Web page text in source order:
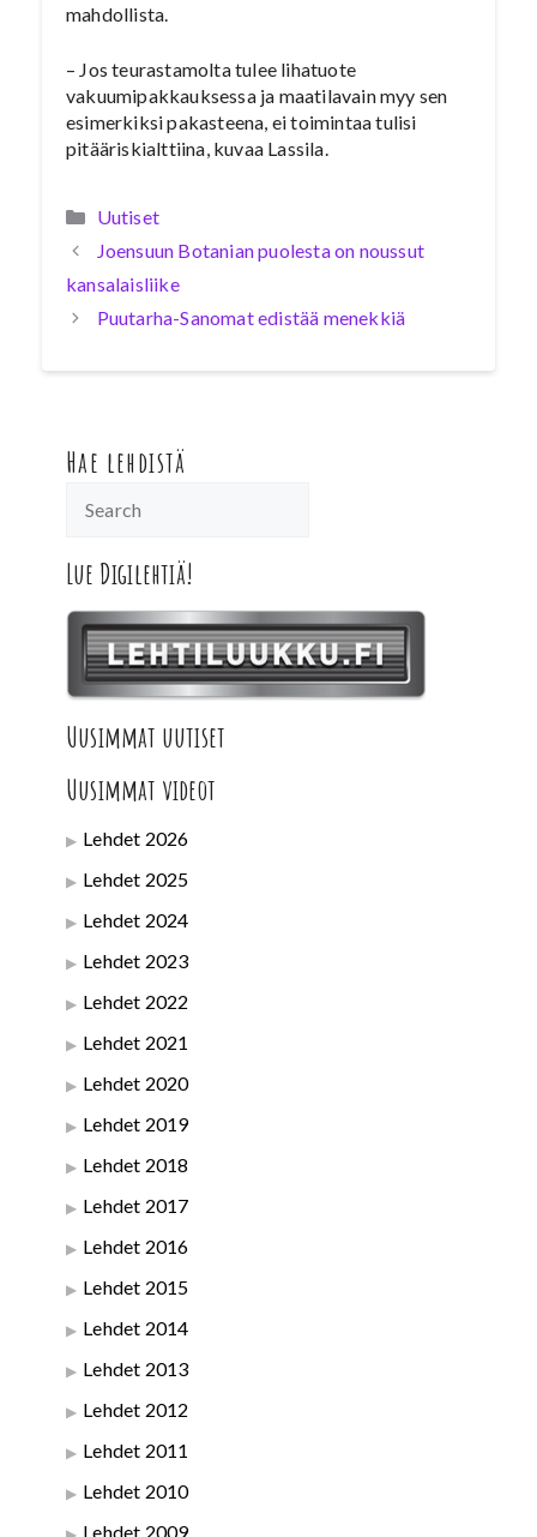
mahdollista.
– Jos teurastamolta tulee lihatuote
vakuumipakkauksessa ja maatilavain myy sen
esimerkiksi pakasteena, ei toimintaa tulisi
pitääriskialttiina, kuvaa Lassila.
Kategoriat
Uutiset
Joensuun Botanian puolesta on noussut
kansalaisliike
Puutarha-Sanomat edistää menekkiä
Hae lehdistä
Lue Digilehtiä!
Uusimmat uutiset
Uusimmat videot
Lehdet 2026
Lehdet 2025
Lehdet 2024
Lehdet 2023
Lehdet 2022
Lehdet 2021
Lehdet 2020
Lehdet 2019
Lehdet 2018
Lehdet 2017
Lehdet 2016
Lehdet 2015
Lehdet 2014
Lehdet 2013
Lehdet 2012
Lehdet 2011
Lehdet 2010
Lehdet 2009